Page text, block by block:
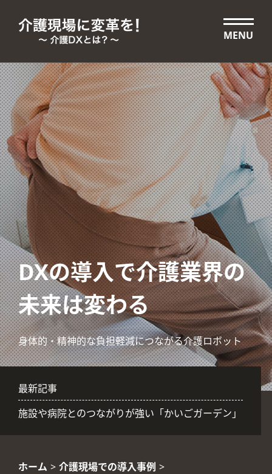
MENU
DXの導入で介護業界の
未来は変わる
身体的・精神的な負担軽減につながる介護ロボット
最新記事
施設や病院とのつながりが強い「かいごガーデン」
ホーム > 介護現場での導入事例 >